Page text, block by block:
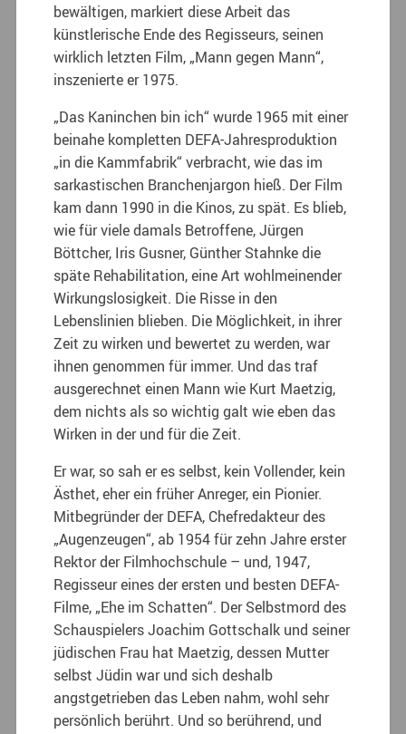
bewältigen, markiert diese Arbeit das
künstlerische Ende des Regisseurs, seinen
wirklich letzten Film, „Mann gegen Mann“,
inszenierte er 1975.
„Das Kaninchen bin ich“ wurde 1965 mit einer
beinahe kompletten DEFA-Jahresproduktion
„in die Kammfabrik“ verbracht, wie das im
sarkastischen Branchenjargon hieß. Der Film
kam dann 1990 in die Kinos, zu spät. Es blieb,
wie für viele damals Betroffene, Jürgen
Böttcher, Iris Gusner, Günther Stahnke die
späte Rehabilitation, eine Art wohlmeinender
Wirkungslosigkeit. Die Risse in den
Lebenslinien blieben. Die Möglichkeit, in ihrer
Zeit zu wirken und bewertet zu werden, war
ihnen genommen für immer. Und das traf
ausgerechnet einen Mann wie Kurt Maetzig,
dem nichts als so wichtig galt wie eben das
Wirken in der und für die Zeit.
Er war, so sah er es selbst, kein Vollender, kein
Ästhet, eher ein früher Anreger, ein Pionier.
Mitbegründer der DEFA, Chefredakteur des
„Augenzeugen“, ab 1954 für zehn Jahre erster
Rektor der Filmhochschule – und, 1947,
Regisseur eines der ersten und besten DEFA-
Filme, „Ehe im Schatten“. Der Selbstmord des
Schauspielers Joachim Gottschalk und seiner
jüdischen Frau hat Maetzig, dessen Mutter
selbst Jüdin war und sich deshalb
angstgetrieben das Leben nahm, wohl sehr
persönlich berührt. Und so berührend, und